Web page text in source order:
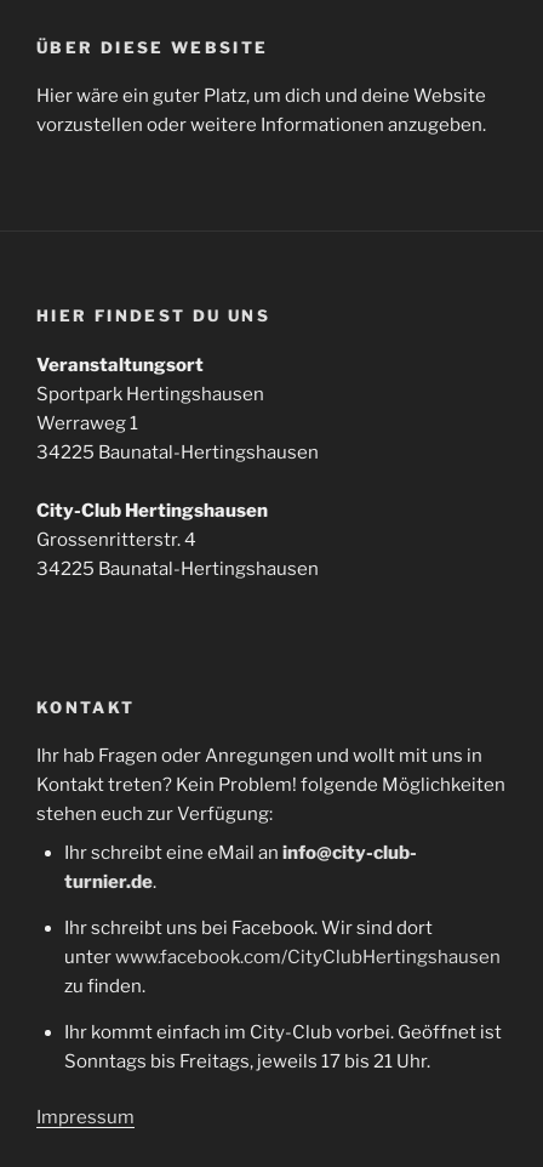
ÜBER DIESE WEBSITE
Hier wäre ein guter Platz, um dich und deine Website
vorzustellen oder weitere Informationen anzugeben.
HIER FINDEST DU UNS
Veranstaltungsort
Sportpark Hertingshausen
Werraweg 1
34225 Baunatal-Hertingshausen
City-Club Hertingshausen
Grossenritterstr. 4
34225 Baunatal-Hertingshausen
KONTAKT
Ihr hab Fragen oder Anregungen und wollt mit uns in
Kontakt treten? Kein Problem! folgende Möglichkeiten
stehen euch zur Verfügung:
Ihr schreibt eine eMail an info@city-club-
turnier.de.
Ihr schreibt uns bei Facebook. Wir sind dort
unterwww.facebook.com/CityClubHertingshausen
zu finden.
Ihr kommt einfach im City-Club vorbei. Geöffnet ist
Sonntags bis Freitags, jeweils 17 bis 21 Uhr.
Impressum